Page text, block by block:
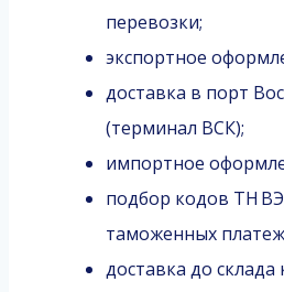
перевозки;
экспортное
доставка в порт
(терминал ВСК);
импортное
подбор кодов ТН
таможенных
доставка до склада